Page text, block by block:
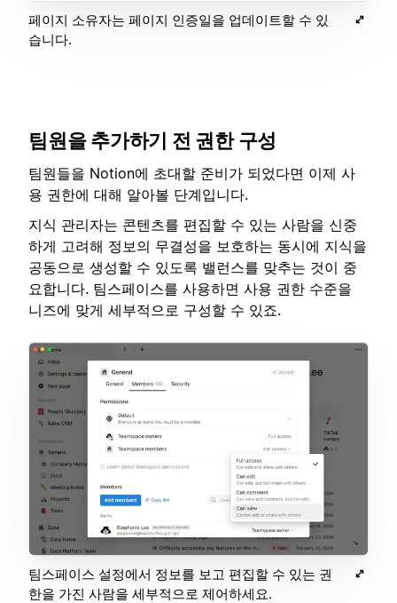
페이지 소유자는 페이지 인증일을 업데이트할 수 있
습니다.
팀원을 추가하기 전 권한 구성
팀원들을 Notion에 초대할 준비가 되었다면 이제 사
용 권한에 대해 알아볼 단계입니다.
지식 관리자는 콘텐츠를 편집할 수 있는 사람을 신중
하게 고려해 정보의 무결성을 보호하는 동시에 지식을
공동으로 생성할 수 있도록 밸런스를 맞추는 것이 중
요합니다. 팀스페이스를 사용하면 사용 권한 수준을
니즈에 맞게 세부적으로 구성할 수 있죠.
팀스페이스 설정에서 정보를 보고 편집할 수 있는 권
한을 가진 사람을 세부적으로 제어하세요.